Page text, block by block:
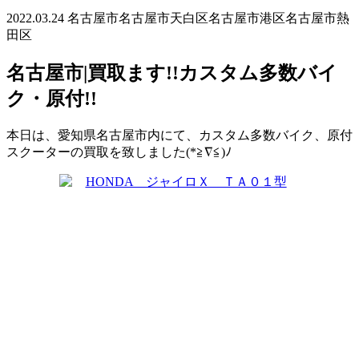
2022.03.24 名古屋市名古屋市天白区名古屋市港区名古屋市熱
田区
名古屋市|買取ます!!カスタム多数バイ
ク・原付!!
本日は、愛知県名古屋市内にて、カスタム多数バイク、原付
スクーターの買取を致しました(*≧∇≦)ﾉ